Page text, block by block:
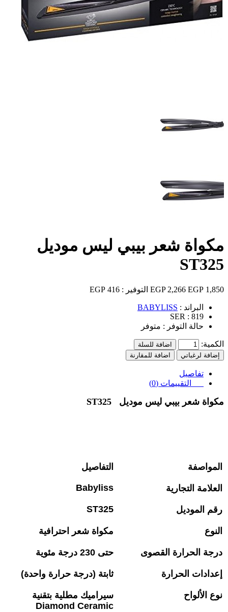
مكواة شعر بيبي ليس موديل
ST325
1,850 EGP
2,266 EGP التوفير : 416 EGP
البراند : BABYLISS
SER : 819
حالة التوفر : متوفر
الكمية:
اضافة للسلة
إضافة لرغباتي
اضافة للمقارنة
تفاصيل
التقييمات (0)
مكواة شعر بيبي ليس موديل ST325
المواصفة التفاصيل
العلامة التجارية Babyliss
رقم الموديل ST325
النوع مكواة شعر احترافية
درجة الحرارة القصوى حتى 230 درجة مئوية
إعدادات الحرارة ثابتة (درجة حرارة واحدة)
نوع الألواح
سيراميك مطلية بتقنية
Diamond Ceramic